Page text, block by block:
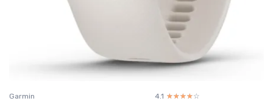
Garmin 4.1 ☆☆☆☆☆
★★★★★